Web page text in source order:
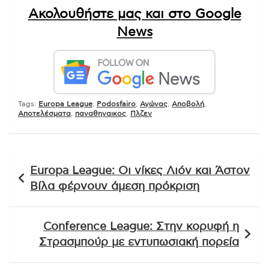
Ακολουθήστε μας και στο Google
News
Tags: Europa League Podosfairo Αγώνας Αποβολή
Αποτελέσματα
παναθηναικος Πλζεν
άρθρων
Europa League: Οι νίκες Λιόν και Άστον
Βίλα φέρνουν άμεση πρόκριση
Conference League: Στην κορυφή η
Στρασμπούρ με εντυπωσιακή πορεία